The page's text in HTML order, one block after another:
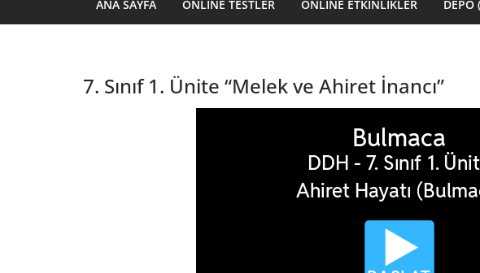
ANA SAYFA ONLİNE TESTLER ONLİNE ETKİNLİKLER DEPO
7. Sınıf 1. Ünite “Melek ve Ahiret İnancı”